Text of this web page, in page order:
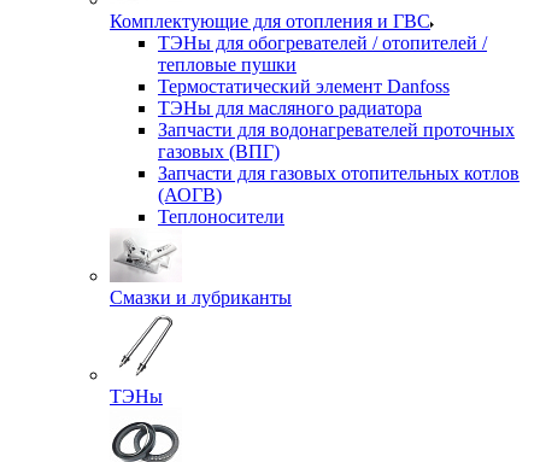
Комплектующие для отопления и ГВС
ТЭНы для обогревателей / отопителей /
тепловые пушки
Термостатический элемент Danfoss
ТЭНы для масляного радиатора
Запчасти для водонагревателей проточных
газовых (ВПГ)
Запчасти для газовых отопительных котлов
(АОГВ)
Теплоносители
Смазки и лубриканты
ТЭНы